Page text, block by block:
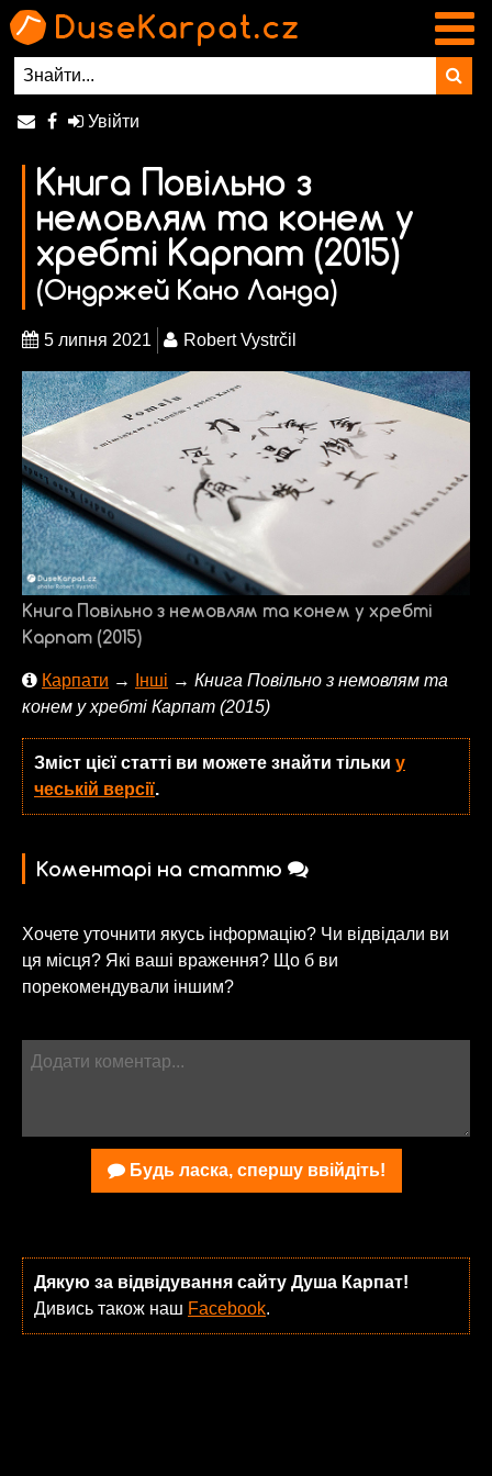
Увійти
Книга Повільно з
немовлям та конем у
хребті Карпат (2015)
(Ондржей Кано Ланда)
5 липня 2021 Robert Vystrčil
Книга Повільно з немовлям та конем у хребті
Карпат (2015)
Карпати → Інші → Книга Повільно з немовлям та
конем у хребті Карпат (2015)
Зміст цієї статті ви можете знайти тільки у
чеській версії.
Коментарі на статтю
Хочете уточнити якусь інформацію? Чи відвідали ви
ця місця? Які ваші враження? Що б ви
порекомендували іншим?
Будь ласка, спершу ввійдіть!
Дякую за відвідування сайту Душа Карпат!
Дивись також наш Facebook.